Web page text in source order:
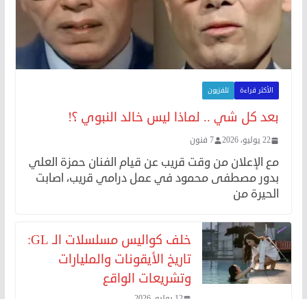
الأكثر قراءة تلفزيون
بعد كل شي .. لماذا ليس خالد النبوي ؟!
22 يوليو، 2026 7 فنون
مع الإعلان من وقت قريب عن قيام الفنان حمزة العلي
بدور مصطفى محمود في عمل درامي قريب، اصابت
الحيرة من
خلف كواليس مسلسلات الـ GL:
تاريخ الأيقونات والمليارات
وتشريعات الواقع